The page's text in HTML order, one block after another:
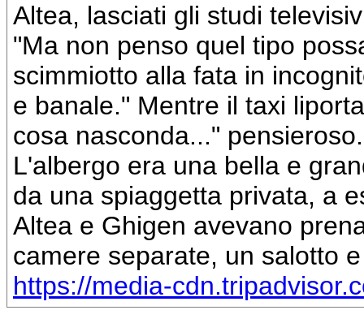
Altea, lasciati gli studi
"Ma non penso quel tipo
scimmiotto alla fata in
e banale." Mentre il taxi
cosa nasconda..." pensieroso.
L'albergo era una bella e
da una spiaggetta privata, a
Altea e Ghigen avevano
camere separate, un salotto
https://media-